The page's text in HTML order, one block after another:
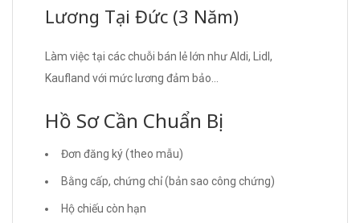
Lương Tại Đức (3 Năm)
Làm việc tại các chuỗi bán lẻ lớn như Aldi, Lidl,
Kaufland với mức lương đảm bảo…
Hồ Sơ Cần Chuẩn Bị
Đơn đăng ký (theo mẫu)
Bằng cấp, chứng chỉ (bản sao công chứng)
Hộ chiếu còn hạn